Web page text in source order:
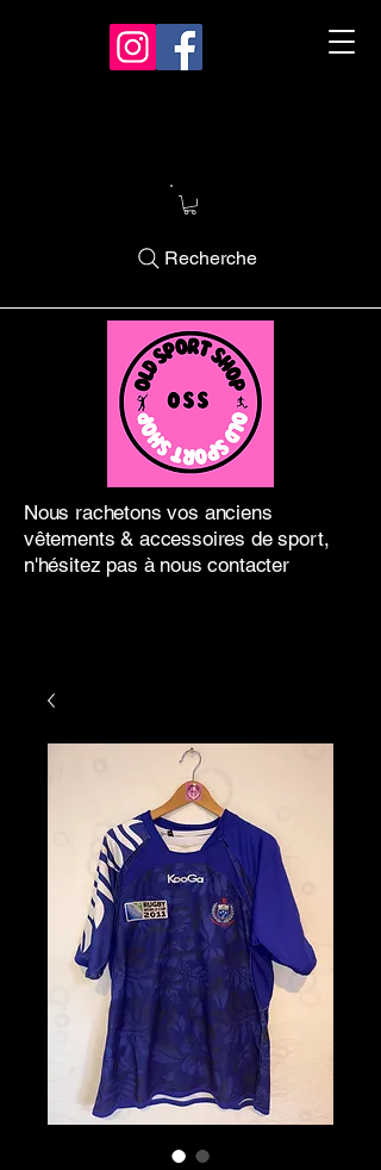
Nous rachetons vos anciens
vêtements & accessoires de sport,
n'hésitez pas à nous contacter
Recherche